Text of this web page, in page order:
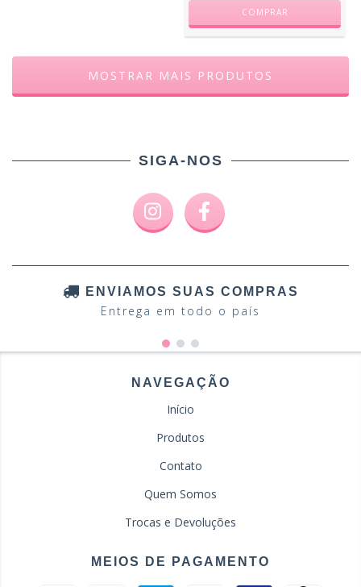
MOSTRAR MAIS PRODUTOS
SIGA-NOS
ENVIAMOS SUAS COMPRAS
Entrega em todo o país
NAVEGAÇÃO
Início
Produtos
Contato
Quem Somos
Trocas e Devoluções
MEIOS DE PAGAMENTO